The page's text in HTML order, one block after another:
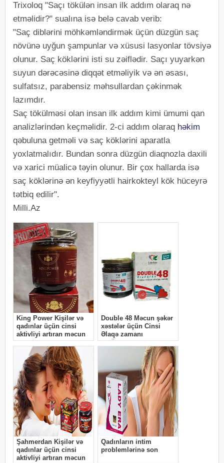
Trixoloq "Saçı tökülən insan ilk addım olaraq nə
etməlidir?" sualına isə belə cavab verib:
"Saç diblərini möhkəmləndirmək üçün düzgün saç
növünə uyğun şampunlar və xüsusi lasyonlar tövsiyə
olunur. Saç köklərini isti su zəiflədir. Saçı yuyarkən
suyun dərəcəsinə diqqət etməliyik və ən əsası,
sulfatsız, parabensiz məhsullardan çəkinmək
lazımdır.
Saç tökülməsi olan insan ilk addım kimi ümumi qan
analizlərindən keçməlidir. 2-ci addım olaraq həkim
qəbuluna getməli və saç köklərini aparatla
yoxlatmalıdır. Bundan sonra düzgün diaqnozla daxili
və xarici müalicə təyin olunur. Bir çox hallarda isə
saç köklərinə ən keyfiyyətli hairkokteyl kök hüceyrə
tətbiq edilir".
Milli.Az